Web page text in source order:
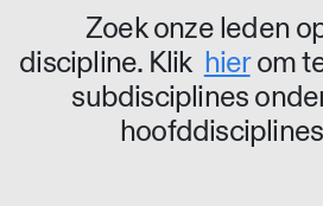
Zoek onze leden
discipline. Klik hierom
subdisciplines